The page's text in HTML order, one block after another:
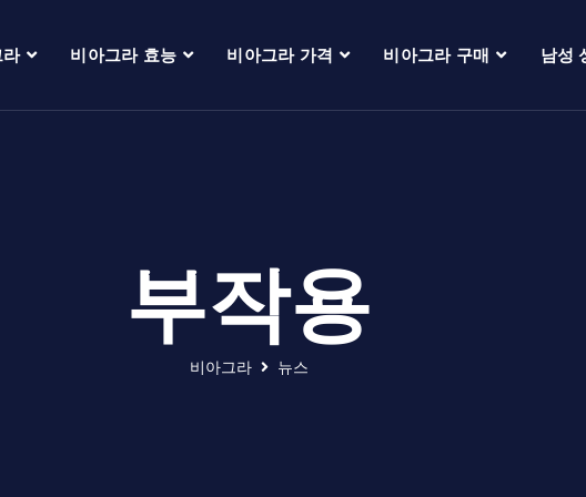
비아그라 효능 비아그라 가격 비아그라 구매 남성
부작용
비아그라 뉴스